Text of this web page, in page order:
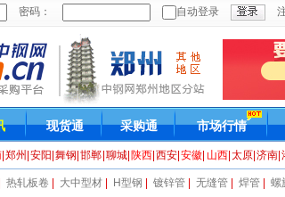
现货通 采购通 市场行情
|郑州 |安阳 |舞钢 |邯郸 |聊城|陕西|西安 |安徽 |山西|太原|济南 |
热轧板卷 大中型材 H型钢 镀锌管 无缝管 焊管 螺